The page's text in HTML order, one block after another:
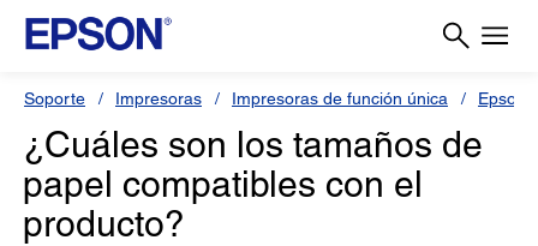
Soporte Impresoras Impresoras de función única Epson
¿Cuáles son los tamaños de
papel compatibles con el
producto?